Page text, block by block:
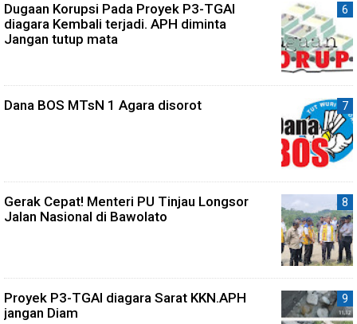
Dugaan Korupsi Pada Proyek P3-TGAI
diagara Kembali terjadi. APH diminta
Jangan tutup mata
Dana BOS MTsN 1 Agara disorot
Gerak Cepat! Menteri PU Tinjau Longsor
Jalan Nasional di Bawolato
Proyek P3-TGAI diagara Sarat KKN.APH
jangan Diam